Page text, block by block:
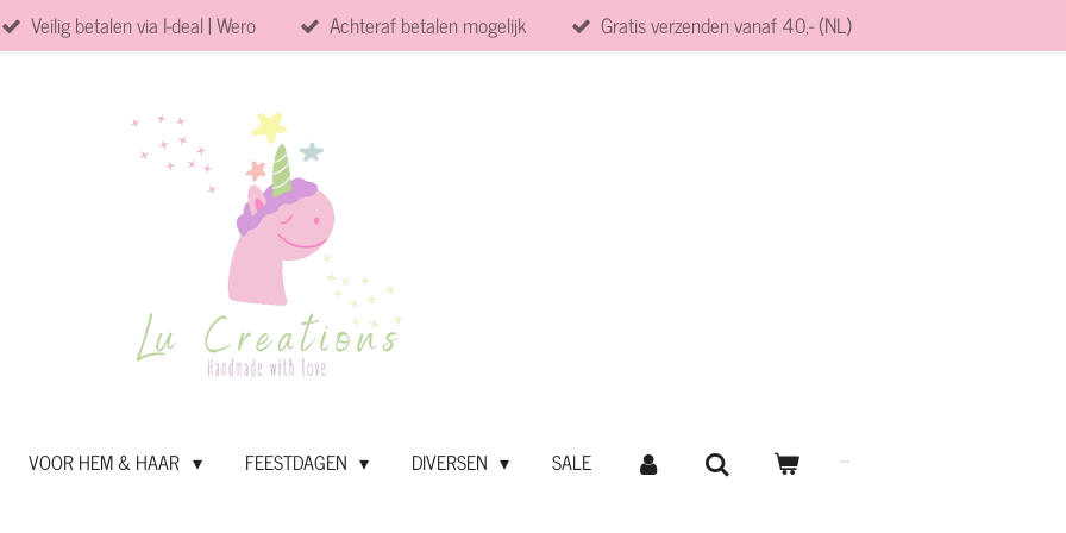
Veilig betalen via I-deal | Wero Achteraf betalen mogelijk Gratis verzenden vanaf 40,- (NL)
VOOR HEM & HAAR FEESTDAGEN DIVERSEN SALE